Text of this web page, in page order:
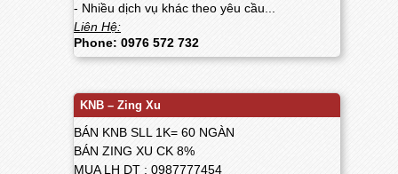
- Nhiều dịch vụ khác theo yêu cầu...
Liên Hệ:
Phone: 0976 572 732
KNB – Zing Xu
BÁN KNB SLL 1K= 60 NGÀN
BÁN ZING XU CK 8%
MUA LH DT : 0987777454